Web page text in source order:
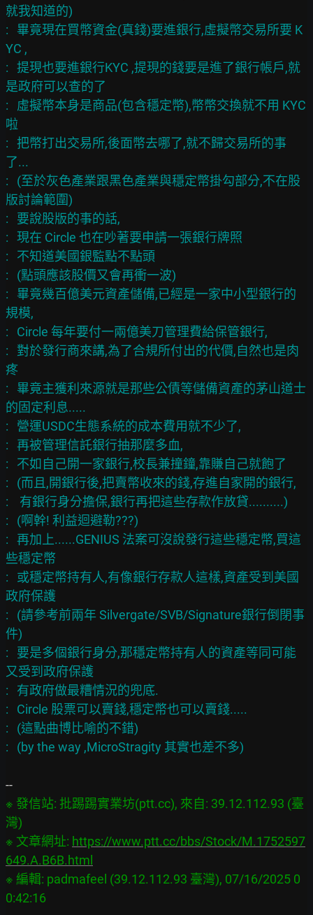
就我知道的)
:   畢竟現在買幣資金(真錢)要進銀行,虛擬幣交易所要 K
YC ,
:   提現也要進銀行KYC ,提現的錢要是進了銀行帳戶,就
是政府可以查的了
:   虛擬幣本身是商品(包含穩定幣),幣幣交換就不用 KYC
啦
:   把幣打出交易所,後面幣去哪了,就不歸交易所的事
了...
:   (至於灰色產業跟黑色產業與穩定幣掛勾部分,不在股
版討論範圍)
:   要說股版的事的話,
:   現在 Circle 也在吵著要申請一張銀行牌照
:   不知道美國銀監點不點頭
:   (點頭應該股價又會再衝一波)
:   畢竟幾百億美元資產儲備,已經是一家中小型銀行的
規模,
:   Circle 每年要付一兩億美刀管理費給保管銀行,
:   對於發行商來講,為了合規所付出的代價,自然也是肉
疼
:   畢竟主獲利來源就是那些公債等儲備資產的茅山道士
的固定利息.....
:   營運USDC生態系統的成本費用就不少了,
:   再被管理信託銀行抽那麼多血,
:   不如自己開一家銀行,校長兼撞鐘,靠賺自己就飽了
:   (而且,開銀行後,把賣幣收來的錢,存進自家開的銀行,
:    有銀行身分擔保,銀行再把這些存款作放貸..........)
:   (啊幹! 利益迴避勒???)
:   再加上......GENIUS 法案可沒說發行這些穩定幣,買這
些穩定幣
:   或穩定幣持有人,有像銀行存款人這樣,資產受到美國
政府保護
:   (請參考前兩年 Silvergate/SVB/Signature銀行倒閉事
件)
:   要是多個銀行身分,那穩定幣持有人的資產等同可能
又受到政府保護
:   有政府做最糟情況的兜底.
:   Circle 股票可以賣錢,穩定幣也可以賣錢.....
:   (這點曲博比喻的不錯)
※ 發信站: 批踢踢實業坊(ptt.cc), 來自: 39.12.112.93 (臺
灣)
※ 文章網址: https://www.ptt.cc/bbs/Stock/M.1752597
649.A.B6B.html
※ 編輯: padmafeel (39.12.112.93 臺灣), 07/16/2025 0